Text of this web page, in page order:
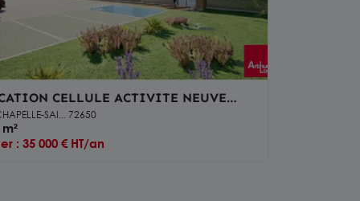
CELLULE ACTIVITE NEUVE
SAI... 72650
: 35 000 € HT/an